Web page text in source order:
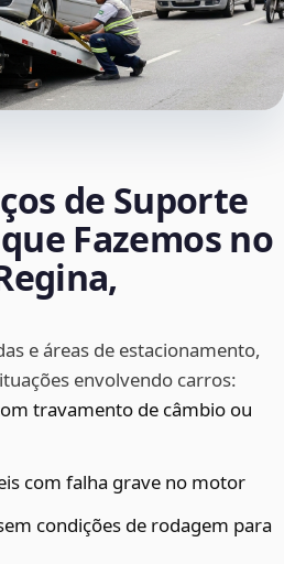
de Suporte
Fazemos no
e áreas de estacionamento,
envolvendo carros:
travamento de câmbio ou
com falha grave no motor
condições de rodagem para